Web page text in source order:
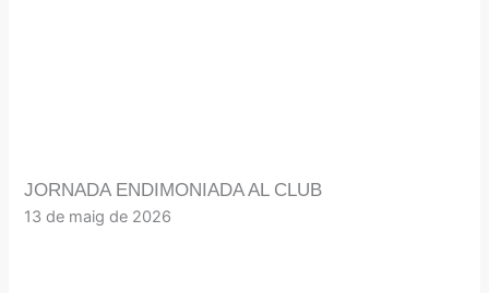
JORNADA ENDIMONIADA AL CLUB
13 de maig de 2026